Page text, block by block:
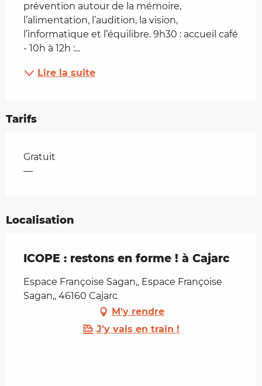
prévention autour de la mémoire,
l’alimentation, l’audition, la vision,
l’informatique et l’équilibre. 9h30 : accueil café
- 10h à 12h :...
Lire la suite
Tarifs
Tarifs 2026
Gratuit
—
Localisation
ICOPE : restons en forme ! à Cajarc
Espace Françoise Sagan,, Espace Françoise
Sagan,, 46160 Cajarc
M'y rendre
J'y vais en train !